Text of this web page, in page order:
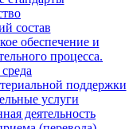
состав
обеспечение и
процесса.
поддержки
услуги
деятельность